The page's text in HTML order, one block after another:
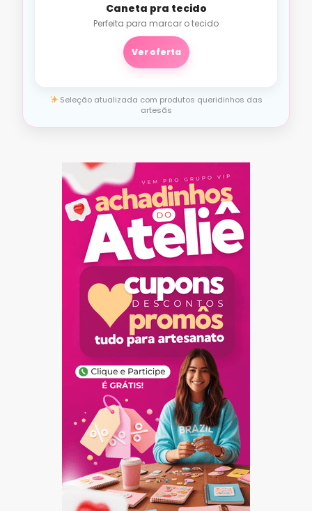
Caneta pra tecido
Perfeita para marcar o tecido
Ver oferta
Seleção atualizada com produtos queridinhos das
artesãs